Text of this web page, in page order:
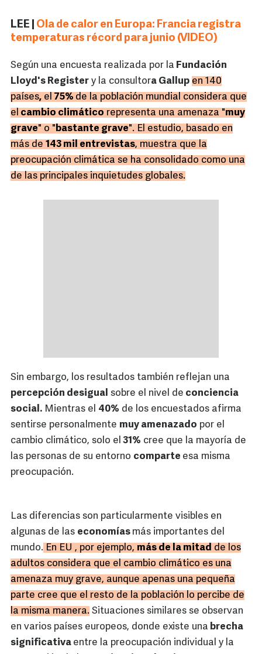
LEE | Ola de calor en Europa: Francia registra
temperaturas récord para junio (VIDEO)
Según una encuesta realizada por la Fundación
Lloyd's Register y la consultora Gallup en 140
países, el 75% de la población mundial considera que
el cambio climático representa una amenaza "muy
grave" o "bastante grave". El estudio, basado en
más de 143 mil entrevistas, muestra que la
preocupación climática se ha consolidado como una
de las principales inquietudes globales.
Sin embargo, los resultados también reflejan una
percepción desigual sobre el nivel de conciencia
social. Mientras el 40% de los encuestados afirma
sentirse personalmente muy amenazado por el
cambio climático, solo el 31% cree que la mayoría de
las personas de su entorno comparte esa misma
preocupación.
Las diferencias son particularmente visibles en
algunas de las economías más importantes del
mundo. En EU , por ejemplo, más de la mitad de los
adultos considera que el cambio climático es una
amenaza muy grave, aunque apenas una pequeña
parte cree que el resto de la población lo percibe de
la misma manera. Situaciones similares se observan
en varios países europeos, donde existe una brecha
significativa entre la preocupación individual y la